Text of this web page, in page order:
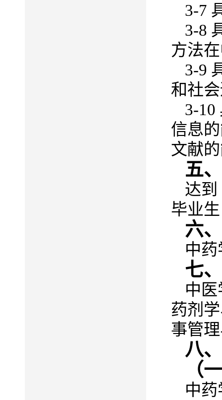
3-7
3-8
方法
3-9
和社
3-10
信息
文献
五
达到
毕业
六
中药
七
中
药剂
事管
八
（
中